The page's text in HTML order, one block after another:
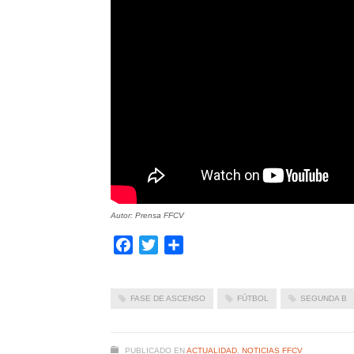
Autor: Prensa FFCV
Facebook
Twitter
FASE DE ASCENSO FÚTBOL SEGUNDA B
PUBLICADO EN ACTUALIDAD, NOTICIAS FFCV